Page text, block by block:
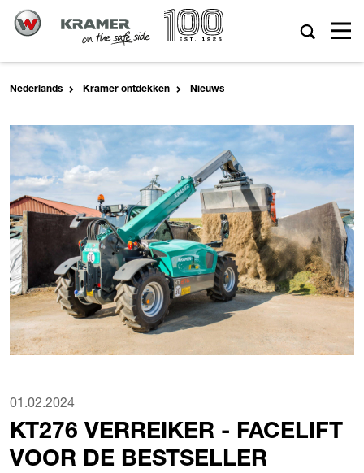
Nederlands Kramer ontdekken Nieuws
01.02.2024
KT276 VERREIKER - FACELIFT
VOOR DE BESTSELLER